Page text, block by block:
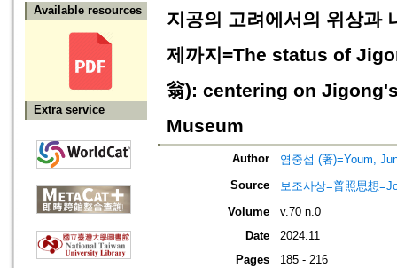
Available resources
Extra service
지공의 고려에서의 위상과
제까지=The status of
翁): centering on
Museum
Author
염중섭 (著)=Youm,
Source
보조사상=普照思想
Volume
v.70 n.0
Date
2024.11
Pages
185 - 216